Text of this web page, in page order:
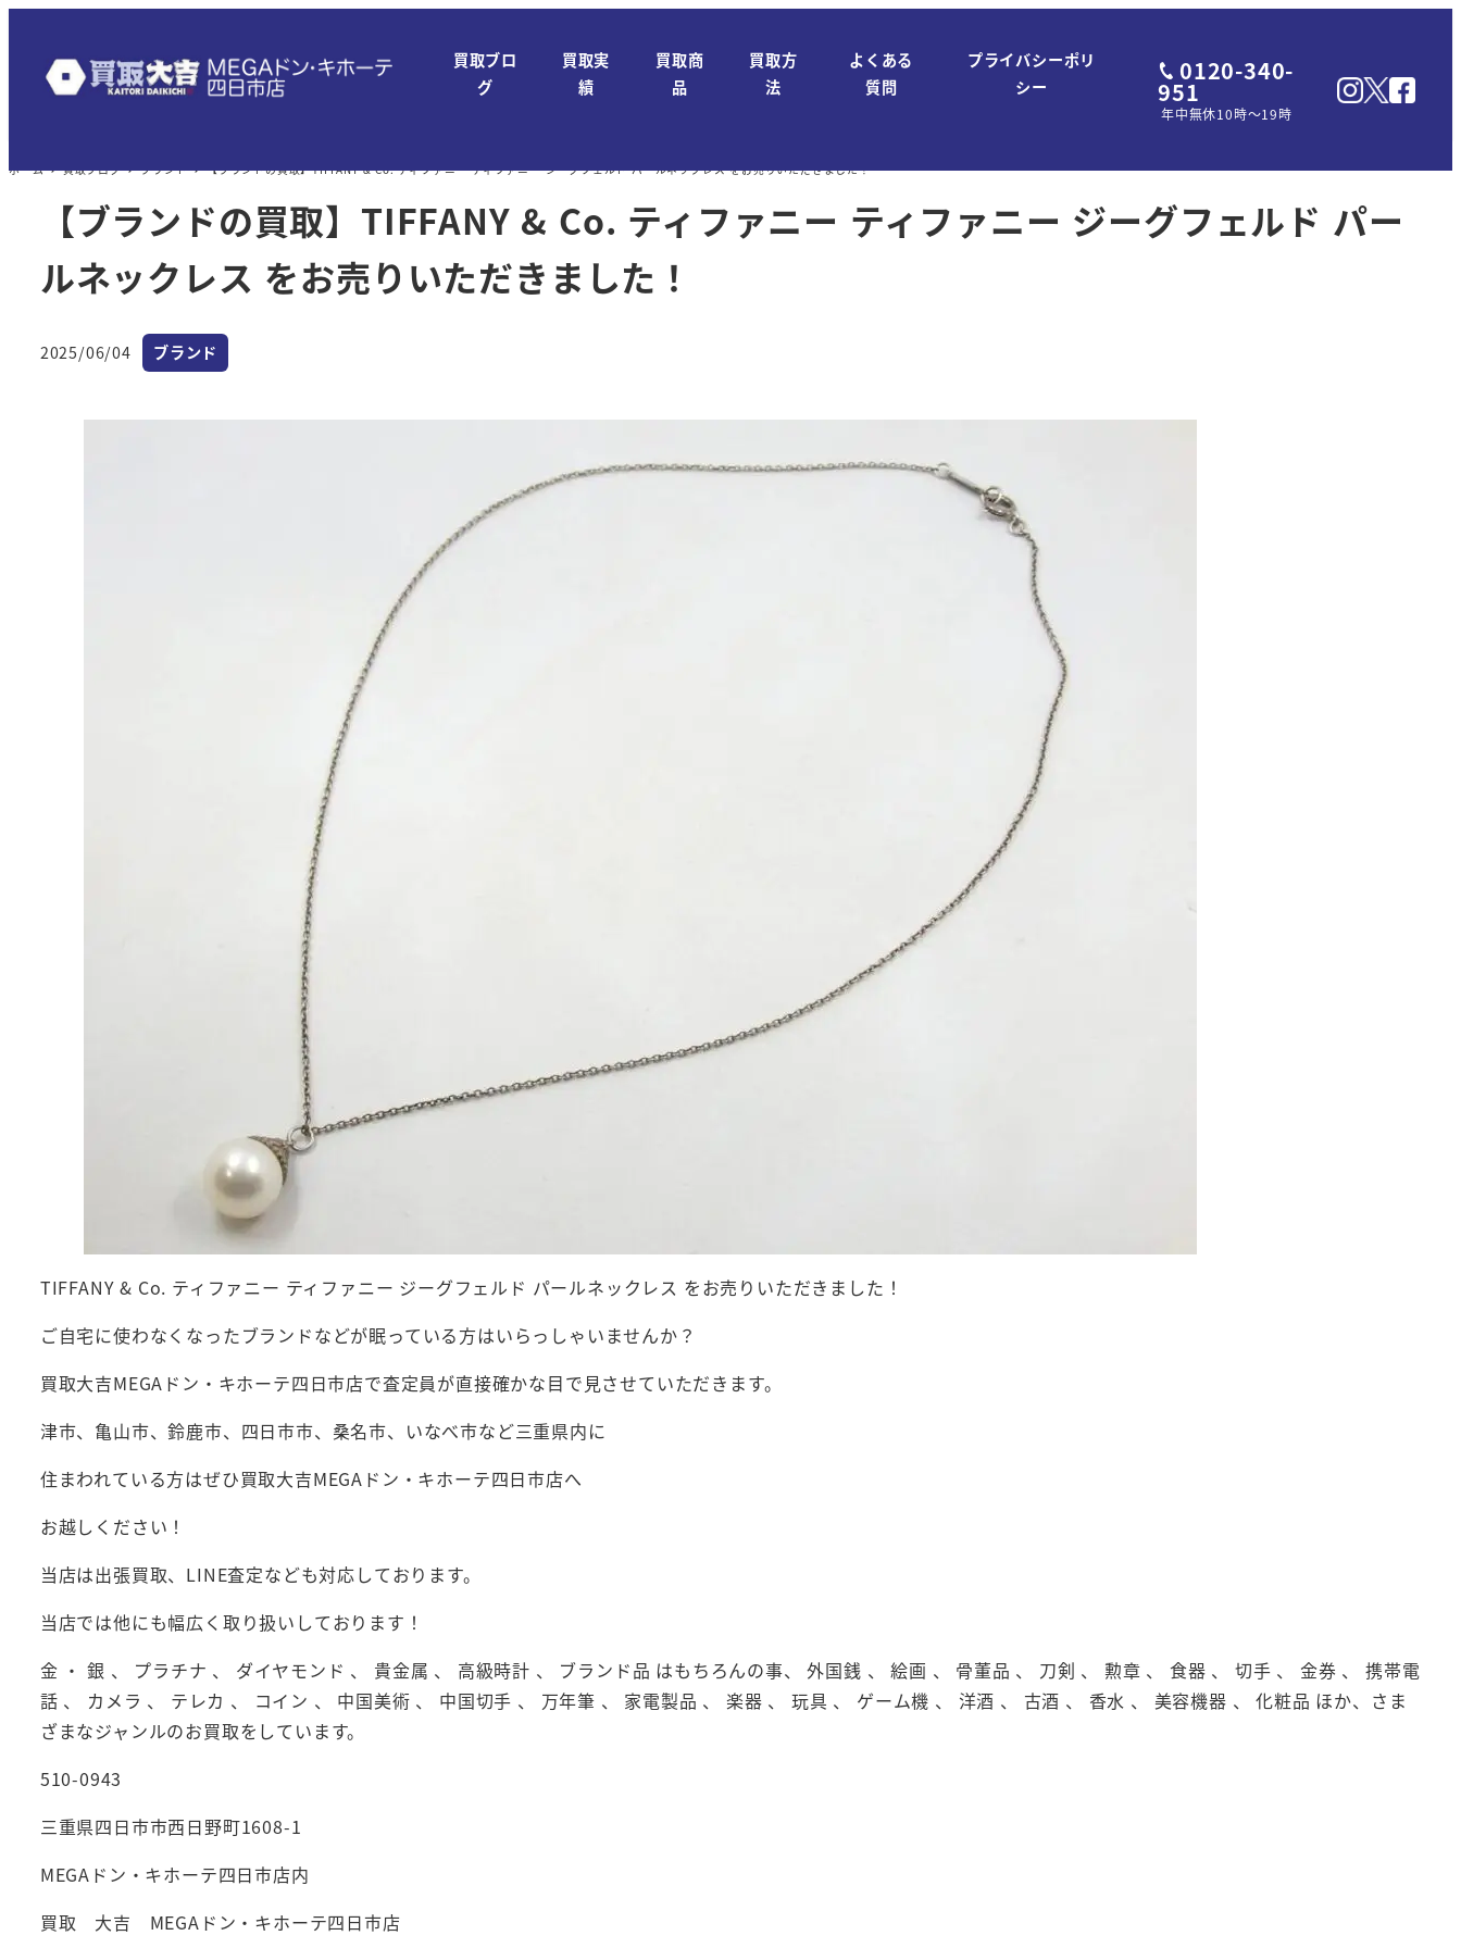
テ
買取ブロ
グ
買取実
績
買取商
品
買取方
法
よくある
質問
プライバシーポリ
シー
0120-340-
951
年中無休10時～19時
ホーム 買取ブログ ブランド 【ブランドの買取】TIFFANY & Co. ティファニー ティファニー ジーグフェルド パールネックレス をお売りいただきました！
【ブランドの買取】TIFFANY & Co. ティファニー ティファニー ジーグフェルド パー
ルネックレス をお売りいただきました！
投稿日
2025/06/04 カテゴリー
ブランド
TIFFANY & Co. ティファニー ティファニー ジーグフェルド パールネックレス をお売りいただきました！
ご自宅に使わなくなったブランドなどが眠っている方はいらっしゃいませんか？
買取大吉MEGAドン・キホーテ四日市店で査定員が直接確かな目で見させていただきます。
津市、亀山市、鈴鹿市、四日市市、桑名市、いなべ市など三重県内に
住まわれている方はぜひ買取大吉MEGAドン・キホーテ四日市店へ
お越しください！
当店は出張買取、LINE査定なども対応しております。
当店では他にも幅広く取り扱いしております！
金 ・ 銀 、 プラチナ 、 ダイヤモンド 、 貴金属 、 高級時計 、 ブランド品 はもちろんの事、 外国銭 、 絵画 、 骨董品 、 刀剣 、 勲章 、 食器 、 切手 、 金券 、 携帯電
話 、 カメラ 、 テレカ 、 コイン 、 中国美術 、 中国切手 、 万年筆 、 家電製品 、 楽器 、 玩具 、 ゲーム機 、 洋酒 、 古酒 、 香水 、 美容機器 、 化粧品 ほか、さま
ざまなジャンルのお買取をしています。
510-0943
三重県四日市市西日野町1608-1
MEGAドン・キホーテ四日市店内
買取 大吉 MEGAドン・キホーテ四日市店